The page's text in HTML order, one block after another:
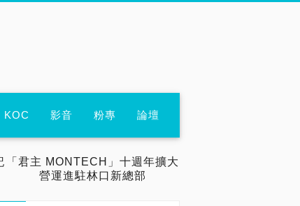
KOC 影音 粉專 論壇
「君主 MONTECH」十週年擴大
營運進駐林口新總部